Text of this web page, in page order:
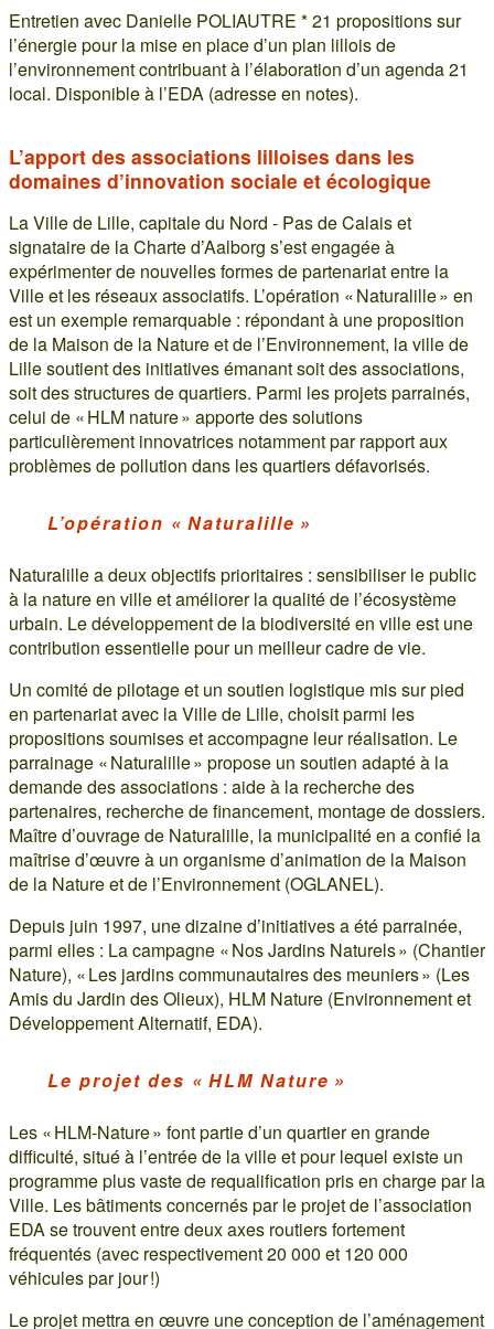
Entretien avec Danielle POLIAUTRE * 21 propositions sur
l’énergie pour la mise en place d’un plan lillois de
l’environnement contribuant à l’élaboration d’un agenda 21
local. Disponible à l’EDA (adresse en notes).
L’apport des associations lilloises dans les
domaines d’innovation sociale et écologique
La Ville de Lille, capitale du Nord - Pas de Calais et
signataire de la Charte d’Aalborg s’est engagée à
expérimenter de nouvelles formes de partenariat entre la
Ville et les réseaux associatifs. L’opération « Naturalille » en
est un exemple remarquable : répondant à une proposition
de la Maison de la Nature et de l’Environnement, la ville de
Lille soutient des initiatives émanant soit des associations,
soit des structures de quartiers. Parmi les projets parrainés,
celui de « HLM nature » apporte des solutions
particulièrement innovatrices notamment par rapport aux
problèmes de pollution dans les quartiers défavorisés.
L’opération « Naturalille »
Naturalille a deux objectifs prioritaires : sensibiliser le public
à la nature en ville et améliorer la qualité de l’écosystème
urbain. Le développement de la biodiversité en ville est une
contribution essentielle pour un meilleur cadre de vie.
Un comité de pilotage et un soutien logistique mis sur pied
en partenariat avec la Ville de Lille, choisit parmi les
propositions soumises et accompagne leur réalisation. Le
parrainage « Naturalille » propose un soutien adapté à la
demande des associations : aide à la recherche des
partenaires, recherche de financement, montage de dossiers.
Maître d’ouvrage de Naturalille, la municipalité en a confié la
maîtrise d’œuvre à un organisme d’animation de la Maison
de la Nature et de l’Environnement (OGLANEL).
Depuis juin 1997, une dizaine d’initiatives a été parrainée,
parmi elles : La campagne « Nos Jardins Naturels » (Chantier
Nature), « Les jardins communautaires des meuniers » (Les
Amis du Jardin des Olieux), HLM Nature (Environnement et
Développement Alternatif, EDA).
Le projet des « HLM Nature »
Les « HLM-Nature » font partie d’un quartier en grande
difficulté, situé à l’entrée de la ville et pour lequel existe un
programme plus vaste de requalification pris en charge par la
Ville. Les bâtiments concernés par le projet de l’association
EDA se trouvent entre deux axes routiers fortement
fréquentés (avec respectivement 20 000 et 120 000
véhicules par jour !)
Le projet mettra en œuvre une conception de l’aménagement